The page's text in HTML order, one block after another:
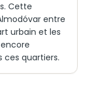
Cette
entre
urbain et les
ces quartiers.